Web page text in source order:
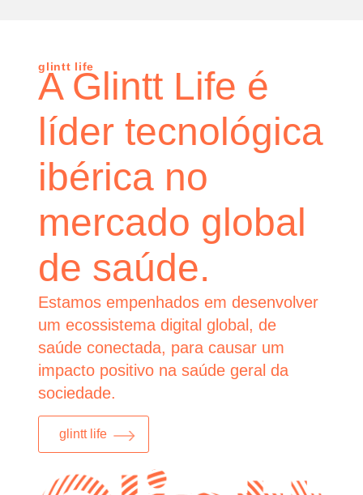
glintt life
A Glintt Life é
líder tecnológica
ibérica no
mercado global
de saúde.
Estamos empenhados em desenvolver
um ecossistema digital global, de
saúde conectada, para causar um
impacto positivo na saúde geral da
sociedade.
glintt life